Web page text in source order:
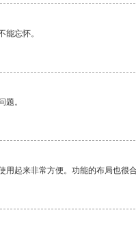
能忘怀。
题。
用起来非常方便。功能的布局也很